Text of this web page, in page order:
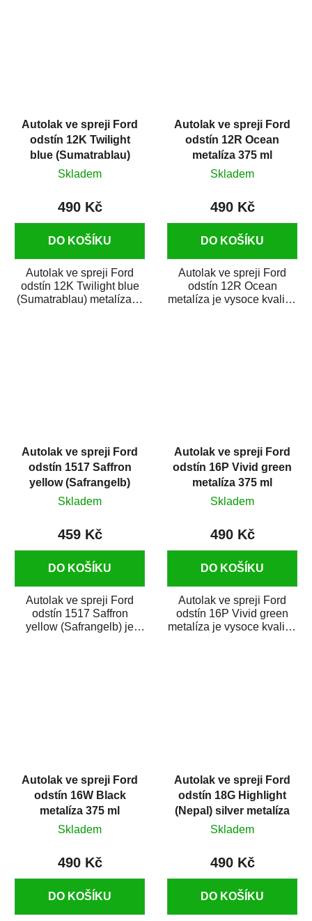
Autolak ve spreji Ford
odstín 12K Twilight
blue (Sumatrablau)
metalíza 375 ml
Skladem
490 Kč
DO KOŠÍKU
Autolak ve spreji Ford
odstín 12K Twilight blue
(Sumatrablau) metalíza je
Autolak ve spreji Ford
odstín 12R Ocean
metalíza 375 ml
Skladem
490 Kč
DO KOŠÍKU
Autolak ve spreji Ford
odstín 12R Ocean
metalíza je vysoce kvalitní
Autolak ve spreji Ford
odstín 1517 Saffron
yellow (Safrangelb)
400 ml
Skladem
459 Kč
DO KOŠÍKU
Autolak ve spreji Ford
odstín 1517 Saffron
yellow (Safrangelb) je
Autolak ve spreji Ford
odstín 16P Vivid green
metalíza 375 ml
Skladem
490 Kč
DO KOŠÍKU
Autolak ve spreji Ford
odstín 16P Vivid green
metalíza je vysoce kvalitní
Autolak ve spreji Ford
odstín 16W Black
metalíza 375 ml
Skladem
490 Kč
DO KOŠÍKU
Autolak ve spreji Ford
odstín 18G Highlight
(Nepal) silver metalíza
375 ml
Skladem
490 Kč
DO KOŠÍKU